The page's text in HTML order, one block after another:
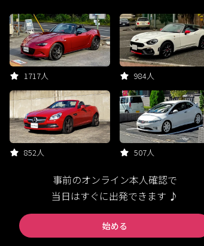
1717人 984人
852人 507人
事前のオンライン本人確認で
当日はすぐに出発できます ♪
始める